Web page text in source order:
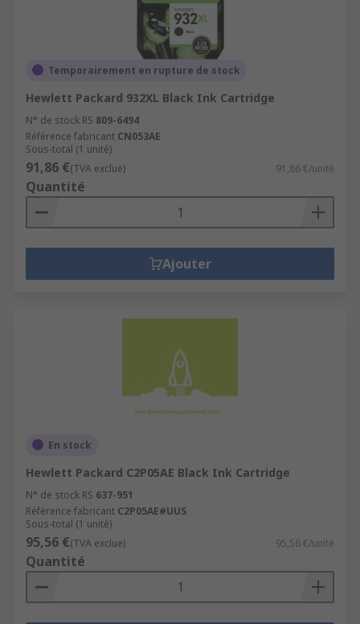
Temporairement en rupture de stock
Hewlett Packard 932XL Black Ink Cartridge
N° de stock RS 809-6494
Référence fabricant CN053AE
Sous-total (1 unité)
91,86 €(TVA exclue) 91,86 €/unité
Quantité
Ajouter
En stock
Hewlett Packard C2P05AE Black Ink Cartridge
N° de stock RS 637-951
Référence fabricant C2P05AE#UUS
Sous-total (1 unité)
95,56 €(TVA exclue) 95,56 €/unité
Quantité